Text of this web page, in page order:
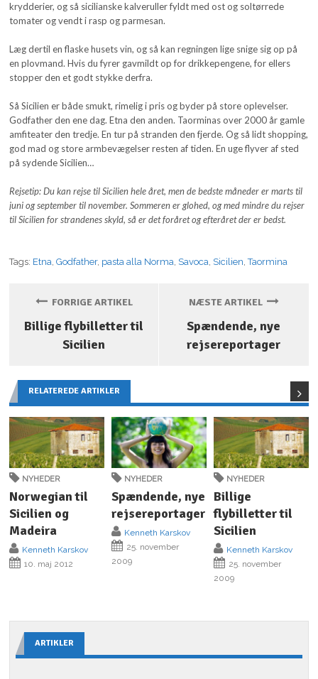
krydderier, og så sicilianske kalveruller fyldt med ost og soltørrede
tomater og vendt i rasp og parmesan.
Læg dertil en flaske husets vin, og så kan regningen lige snige sig op på
en plovmand. Hvis du fyrer gavmildt op for drikkepengene, for ellers
stopper den et godt stykke derfra.
Så Sicilien er både smukt, rimelig i pris og byder på store oplevelser.
Godfather den ene dag. Etna den anden. Taorminas over 2000 år gamle
amfiteater den tredje. En tur på stranden den fjerde. Og så lidt shopping,
god mad og store armbevægelser resten af tiden. En uge flyver af sted
på sydende Sicilien…
Rejsetip: Du kan rejse til Sicilien hele året, men de bedste måneder er marts til
juni og september til november. Sommeren er glohed, og med mindre du rejser
til Sicilien for strandenes skyld, så er det foråret og efteråret der er bedst.
Tags: Etna,Godfather, pasta alla Norma, Savoca, Sicilien,Taormina
FORRIGE ARTIKEL
Billige flybilletter til
Sicilien
NÆSTE ARTIKEL
Spændende, nye
rejsereportager
RELATEREDE ARTIKLER
NYHEDER
Norwegian til
Sicilien og
Madeira
Kenneth Karskov
10. maj 2012
NYHEDER
Spændende, nye
rejsereportager
Kenneth Karskov
25. november
2009
NYHEDER
Billige
flybilletter til
Sicilien
Kenneth Karskov
25. november
2009
ARTIKLER